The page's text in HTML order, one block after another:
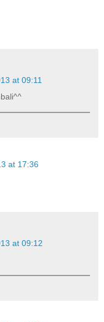
at 09:11
at 17:36
at 09:12